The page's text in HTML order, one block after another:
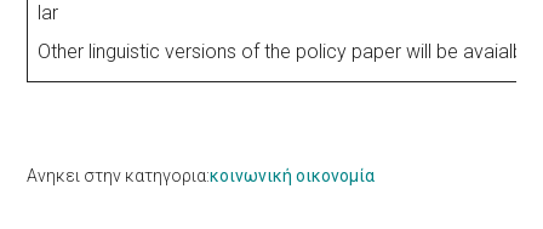
lar
Other linguistic versions of the policy paper will be
Ανηκει στην κατηγορια:κοινωνική οικονομία